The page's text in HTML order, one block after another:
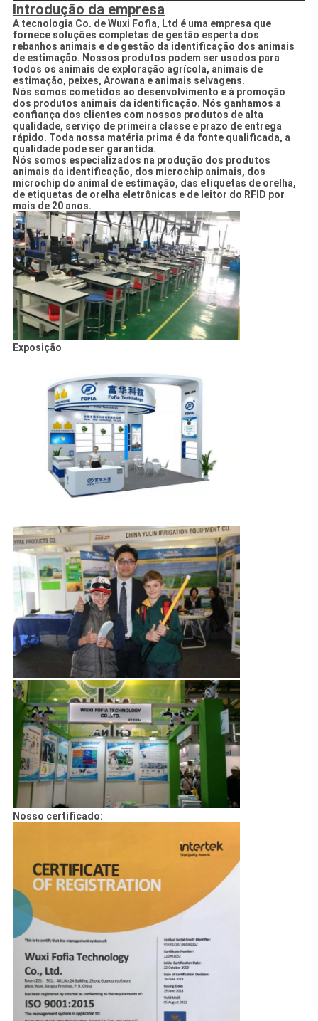
Introdução da empresa
A tecnologia Co. de Wuxi Fofia, Ltd é uma empresa que
fornece soluções completas de gestão esperta dos
rebanhos animais e de gestão da identificação dos animais
de estimação. Nossos produtos podem ser usados para
todos os animais de exploração agrícola, animais de
estimação, peixes, Arowana e animais selvagens.
Nós somos cometidos ao desenvolvimento e à promoção
dos produtos animais da identificação. Nós ganhamos a
confiança dos clientes com nossos produtos de alta
qualidade, serviço de primeira classe e prazo de entrega
rápido. Toda nossa matéria prima é da fonte qualificada, a
qualidade pode ser garantida.
Nós somos especializados na produção dos produtos
animais da identificação, dos microchip animais, dos
microchip do animal de estimação, das etiquetas de orelha,
de etiquetas de orelha eletrônicas e de leitor do RFID por
mais de 20 anos.
Exposição
Nosso certificado: